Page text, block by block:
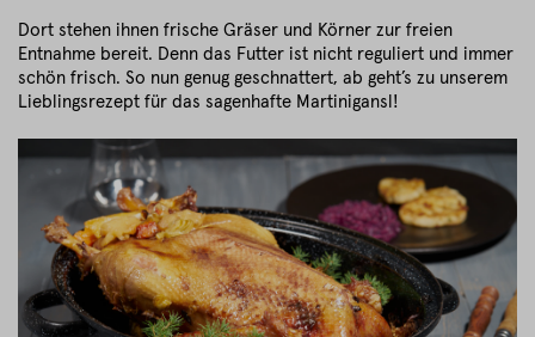
Dort stehen ihnen frische Gräser und Körner zur freien
Entnahme bereit. Denn das Futter ist nicht reguliert und immer
schön frisch. So nun genug geschnattert, ab geht’s zu unserem
Lieblingsrezept für das sagenhafte Martinigansl!